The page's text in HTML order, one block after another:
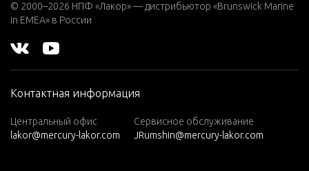
ernational)
8
8 (2 Cyl.)(Int
ernational)
© 2000–2026 НПФ «Лакор» — дистрибьютор «Brunswick Marine
in EMEA» в России
Контактная информация
Центральный офис
lakor@mercury-lakor.com
Сервисное обслуживание
JRumshin@mercury-lakor.com